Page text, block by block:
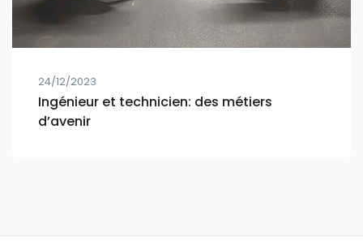
24/12/2023
Ingénieur et technicien: des métiers
d’avenir